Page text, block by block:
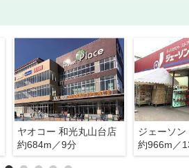
ヤオコー 和光丸山台店
約684m／9分
ジェーソ
約966m／